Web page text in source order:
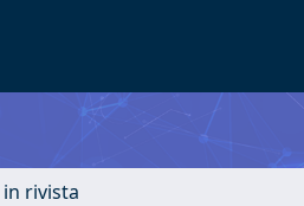
rivista